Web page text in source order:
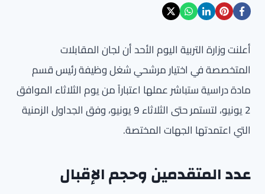
أعلنت وزارة التربية اليوم الأحد أن لجان المقابلات
المتخصصة في اختيار مرشحي شغل وظيفة رئيس قسم
مادة دراسية ستباشر عملها اعتباراً من يوم الثلاثاء الموافق
2 يونيو، لتستمر حتى الثلاثاء 9 يونيو، وفق الجداول الزمنية
التي اعتمدتها الجهات المختصة.
عدد المتقدمين وحجم الإقبال